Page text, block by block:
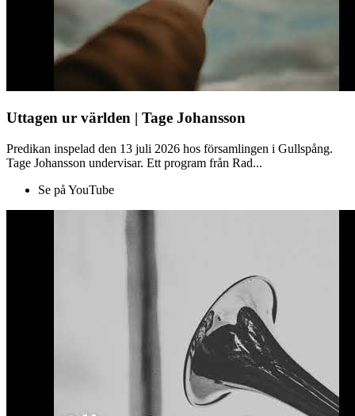
Uttagen ur världen | Tage Johansson
Predikan inspelad den 13 juli 2026 hos församlingen i Gullspång.
Tage Johansson undervisar. Ett program från Rad...
Se på YouTube